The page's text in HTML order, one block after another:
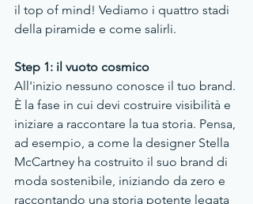
il top of mind! Vediamo i quattro stadi
della piramide e come salirli.
Step 1: il vuoto cosmico
All'inizio nessuno conosce il tuo brand.
È la fase in cui devi costruire visibilità e
iniziare a raccontare la tua storia. Pensa,
ad esempio, a come la designer Stella
McCartney ha costruito il suo brand di
moda sostenibile, iniziando da zero e
raccontando una storia potente legata